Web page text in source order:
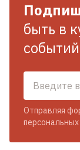
быть в
событий
Отправляя